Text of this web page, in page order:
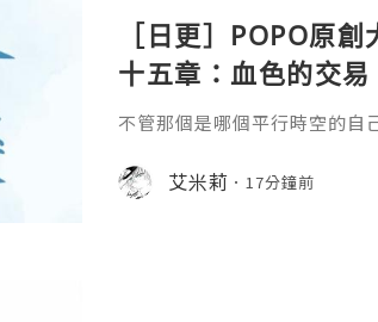
［日更］POPO原
十五章：血色的交易
不管那個是哪個平行時空的自
艾米莉 17分鐘前